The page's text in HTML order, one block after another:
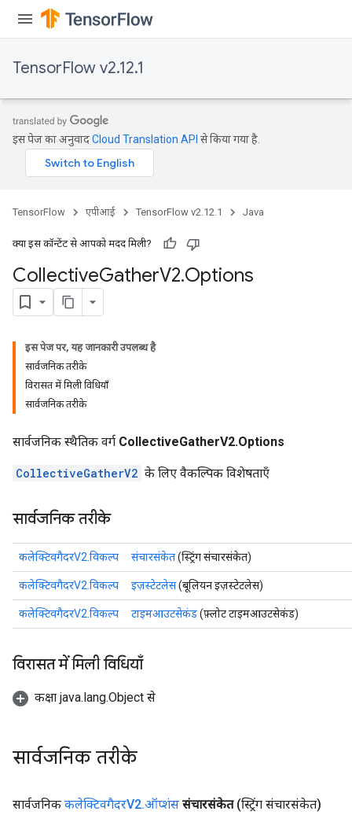
TensorFlow v2.12.1
इस पेज का अनुवादCloud Translation API से किया गया है.
TensorFlow एपीआई TensorFlow v2.12.1 Java
क्या इस कॉन्टेंट से आपको मदद मिली?
CollectiveGatherV2.Options
इस पेज पर, यह जानकारी उपलब्ध है
सार्वजनिक तरीके
विरासत में मिली विधियाँ
सार्वजनिक तरीके
सार्वजनिक स्थैतिक वर्ग CollectiveGatherV2.Options
CollectiveGatherV2 के लिए वैकल्पिक विशेषताएँ
सार्वजनिक तरीके
कलेक्टिवगैदरV2.विकल्प संचारसंकेत(स्ट्रिंग संचारसंकेत)
कलेक्टिवगैदरV2.विकल्प इज़स्टेटलेस(बूलियन इज़स्टेटलेस)
कलेक्टिवगैदरV2.विकल्प टाइमआउटसेकंड(फ़्लोट टाइमआउटसेकंड)
विरासत में मिली विधियाँ
कक्षा java.lang.Object से
सार्वजनिक तरीके
सार्वजनिक कलेक्टिवगैदरV2.ऑप्शंस संचारसंकेत (स्ट्रिंग संचारसंकेत)